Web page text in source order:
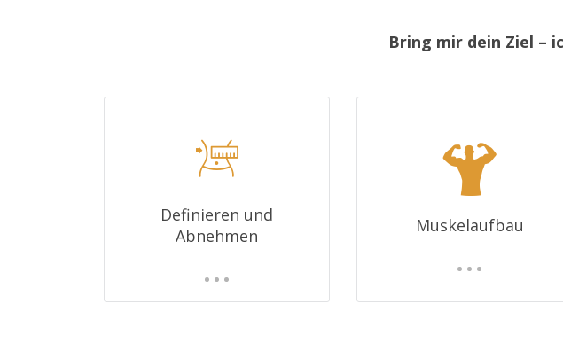
Bring mir dein Ziel –
Definieren und
Abnehmen
Muskelaufbau